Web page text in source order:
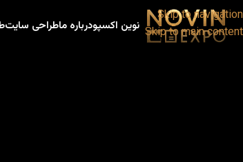
Skip to navigation
Skip to main content نوین اکسپودرباره ماطراحی سایت